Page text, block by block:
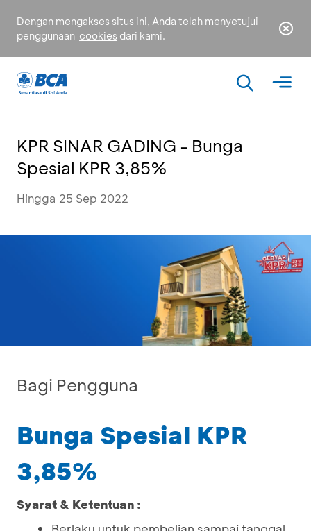
Dengan mengakses situs ini, Anda telah menyetujui
penggunaan cookies dari kami.
KPR SINAR GADING - Bunga
Spesial KPR 3,85%
Hingga 25 Sep 2022
Bagi Pengguna
Bunga Spesial KPR
3,85%
Syarat & Ketentuan :